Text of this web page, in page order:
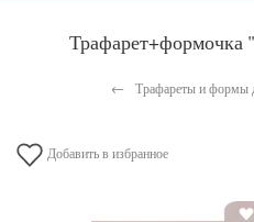
Трафареты и формы
Добавить в избранное